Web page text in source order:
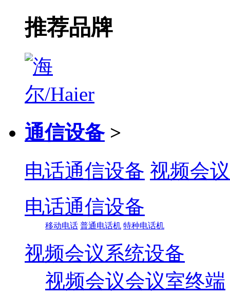
推荐品牌
通信设备 >
电话通信设备 视频会
电话通信设备
移动电话 普通电话机 特种电话机
视频会议系统设备
视频会议会议室终端